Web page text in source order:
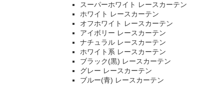
スーパーホワイト レースカーテン
ホワイト レースカーテン
オフホワイト レースカーテン
アイボリー レースカーテン
ナチュラル レースカーテン
ホワイト系 レースカーテン
ブラック(黒) レースカーテン
グレー レースカーテン
ブルー(青) レースカーテン